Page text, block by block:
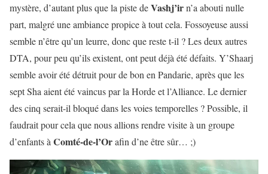
mystère, d’autant plus que la piste deVashj’irn’a abouti nulle
part, malgré une ambiance propice à tout cela. Fossoyeuse aussi
semble n’être qu’un leurre, donc que reste t-il ? Les deux autres
DTA, pour peu qu’ils existent, ont peut déjà été défaits. Y’Shaarj
semble avoir été détruit pour de bon en Pandarie, après que les
sept Sha aient été vaincus par la Horde et l’Alliance. Le dernier
des cinq serait-il bloqué dans les voies temporelles ? Possible, il
faudrait pour cela que nous allions rendre visite à un groupe
d’enfants àComté-de-l’Orafin d’ne être sûr… ;)